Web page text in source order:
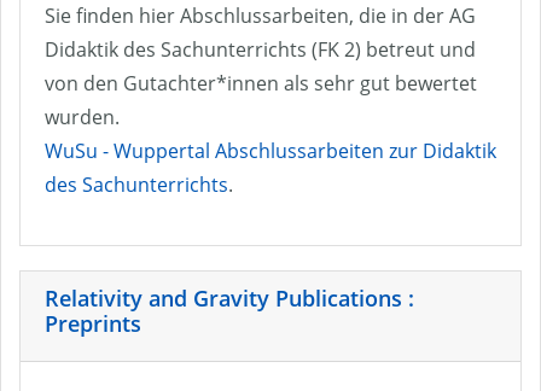
Sie finden hier Abschlussarbeiten, die in der AG
Didaktik des Sachunterrichts (FK 2) betreut und
von den Gutachter*innen als sehr gut bewertet
wurden.
WuSu - Wuppertal Abschlussarbeiten zur Didaktik
des Sachunterrichts.
Relativity and Gravity Publications :
Preprints